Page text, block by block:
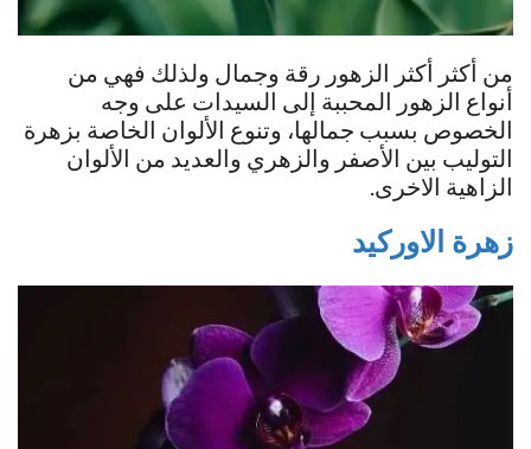
من أكثر أكثر الزهور رقة وجمال ولذلك فهي من
أنواع الزهور المحببة إلى السيدات على وجه
الخصوص بسبب جمالها، وتنوع الألوان الخاصة بزهرة
التوليب بين الأصفر والزهري والعديد من الألوان
الزاهية الاخرى.
زهرة الاوركيد